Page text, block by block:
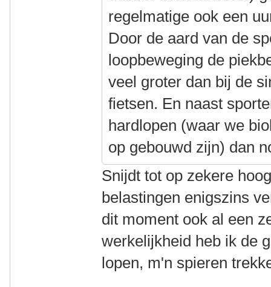
regelmatige ook een
Door de aard van de
loopbeweging de
veel groter dan bij de
fietsen. En naast
hardlopen (waar we
op gebouwd zijn) dan
Snijdt tot op zekere
belastingen enigszins
dit moment ook al een
werkelijkheid heb ik de
lopen, m'n spieren